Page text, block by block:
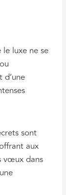
luxe ne se
d’une
sont
aux
vœux dans